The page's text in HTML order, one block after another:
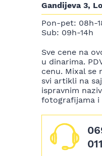
Gandijeva 3,
Pon-pet: 08h-
Sub: 09h-14h
Sve cene na
u dinarima.
cenu. Mixal se
svi artikli na
ispravnim
fotografijama i